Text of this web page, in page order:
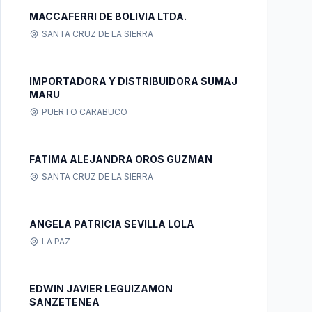
MACCAFERRI DE BOLIVIA LTDA.
SANTA CRUZ DE LA SIERRA
IMPORTADORA Y DISTRIBUIDORA SUMAJ
MARU
PUERTO CARABUCO
FATIMA ALEJANDRA OROS GUZMAN
SANTA CRUZ DE LA SIERRA
ANGELA PATRICIA SEVILLA LOLA
LA PAZ
EDWIN JAVIER LEGUIZAMON
SANZETENEA